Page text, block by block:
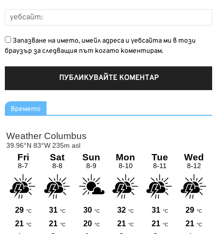
Запазване на името, имейл адреса и уебсайта ми в този
браузър за следващия път когато коментирам.
Времето